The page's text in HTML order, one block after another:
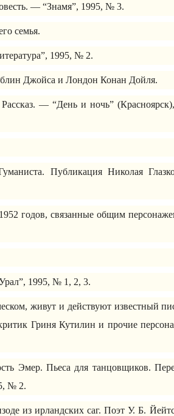
— “Знамя”, 1995, № 3.
семья.
1995, № 2.
Джойса и Лондон Конан Дойля.
Рассказ. — “День и ночь”
Публикация Николая
годов, связанные общим
1995, № 1, 2, 3.
живут и действуют известный
Гриня Кутилин и прочие
Эмер. Пьеса для танцовщиков.
№ 2.
из ирландских саг. Поэт У. Б.